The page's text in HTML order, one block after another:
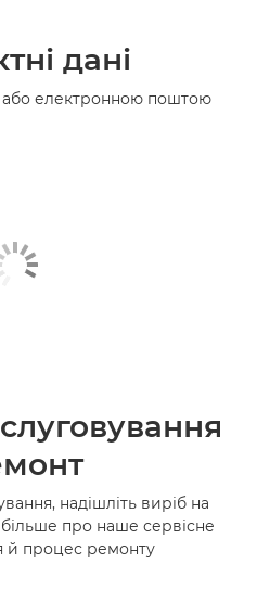
дані
електронною поштою
надішліть виріб на
про наше сервісне
й процес ремонту